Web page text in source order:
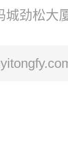
城劲松大